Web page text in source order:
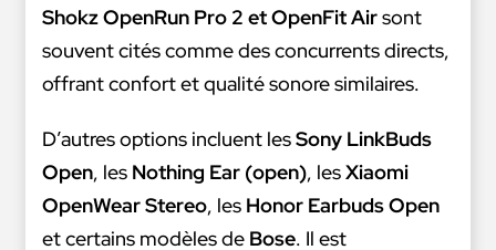
Shokz OpenRun Pro 2 et OpenFit Airsont
souvent cités comme des concurrents directs,
offrant confort et qualité sonore similaires.
D’autres options incluent lesSony LinkBuds
Open, les Nothing Ear (open), lesXiaomi
OpenWear Stereo, les Honor Earbuds Open
et certains modèles de Bose. Il est